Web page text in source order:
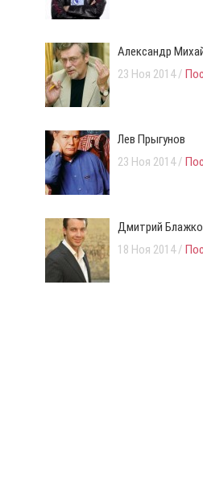
Александр
23 Ноя 2014 /
Лев Прыгунов
23 Ноя 2014 /
Дмитрий Блажко
18 Ноя 2014 /